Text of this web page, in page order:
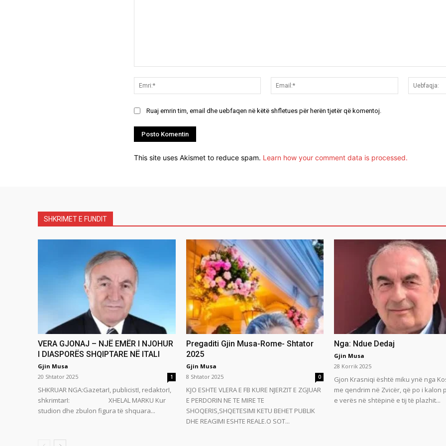
Emri:*
Email:*
Ruaj emrin tim, email dhe uebfaqen në këtë shfletues për herën tjetër që komentoj.
This site uses Akismet to reduce spam. Learn how your comment data is processed.
SHKRIMET E FUNDIT
VERA GJONAJ – NJË EMËR I NJOHUR
I DIASPORËS SHQIPTARE NË ITALI
Gjin Musa
20 Shtator 2025
1
SHKRUAR NGA:GazetarI, publicistI, redaktorI,
shkrimtarI: XHELAL MARKU Kur
studion dhe zbulon figura të shquara...
Pregaditi Gjin Musa-Rome- Shtator
2025
Gjin Musa
8 Shtator 2025
0
KJO ESHTE VLERA E FB KURE NJERZIT E ZGJUAR
E PERDORIN NE TE MIRE TE
SHOQERIS,SHQETESIMI KETU BEHET PUBLIK
DHE REAGIMI ESHTE REALE.O SOT...
Nga: Ndue Dedaj
Gjin Musa
28 Korrik 2025
Gjon Krasniqi është miku ynë nga
me qendrim në Zvicër, që po i kalon
e verës në shtëpinë e tij të plazhit...